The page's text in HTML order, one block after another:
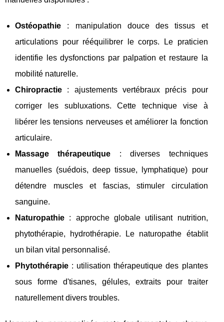
Ostéopathie : manipulation douce des tissus et
articulations pour rééquilibrer le corps. Le praticien
identifie les dysfonctions par palpation et restaure la
mobilité naturelle.
Chiropractie : ajustements vertébraux précis pour
corriger les subluxations. Cette technique vise à
libérer les tensions nerveuses et améliorer la fonction
articulaire.
Massage thérapeutique : diverses techniques
manuelles (suédois, deep tissue, lymphatique) pour
détendre muscles et fascias, stimuler circulation
sanguine.
Naturopathie : approche globale utilisant nutrition,
phytothérapie, hydrothérapie. Le naturopathe établit
un bilan vital personnalisé.
Phytothérapie : utilisation thérapeutique des plantes
sous forme d'tisanes, gélules, extraits pour traiter
naturellement divers troubles.